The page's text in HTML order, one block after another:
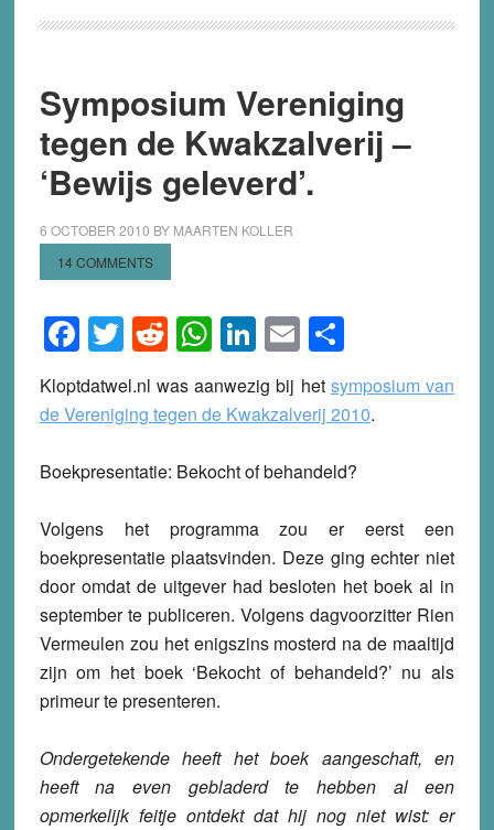
Symposium Vereniging
tegen de Kwakzalverij –
‘Bewijs geleverd’.
6 OCTOBER 2010 BY MAARTEN KOLLER
14 COMMENTS
Facebook
Twitter
Reddit
WhatsApp
LinkedIn
EmailShare
Kloptdatwel.nl was aanwezig bij het symposium van
de Vereniging tegen de Kwakzalverij 2010.
Boekpresentatie: Bekocht of behandeld?
Volgens het programma zou er eerst een
boekpresentatie plaatsvinden. Deze ging echter niet
door omdat de uitgever had besloten het boek al in
september te publiceren. Volgens dagvoorzitter Rien
Vermeulen zou het enigszins mosterd na de maaltijd
zijn om het boek ‘Bekocht of behandeld?’ nu als
primeur te presenteren.
Ondergetekende heeft het boek aangeschaft, en
heeft na even gebladerd te hebben al een
opmerkelijk feitje ontdekt dat hij nog niet wist: er